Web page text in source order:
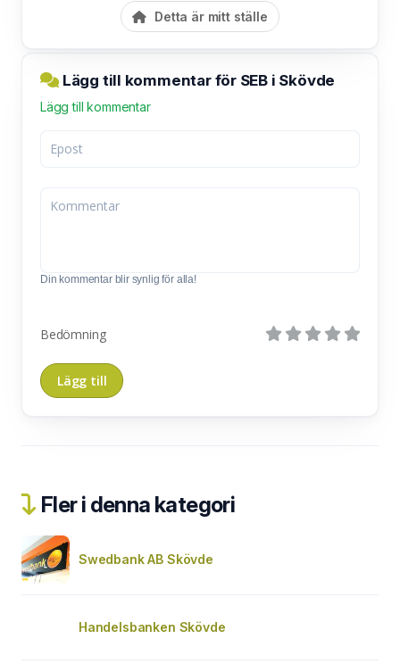
Detta är mitt ställe
Lägg till kommentar för SEB i Skövde
Lägg till kommentar
Din kommentar blir synlig för alla!
Bedömning
Fler i denna kategori
Swedbank AB Skövde
Handelsbanken Skövde